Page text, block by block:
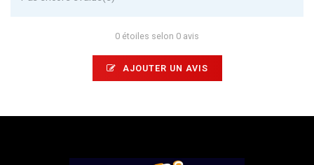
0 étoiles selon 0 avis
AJOUTER UN AVIS